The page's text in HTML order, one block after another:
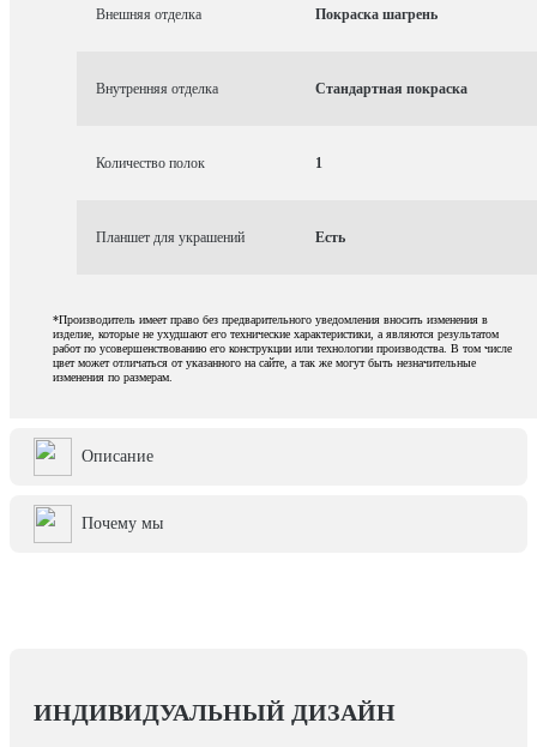
Внешняя отделка Покраска шагрень
Внутренняя отделка Стандартная покраска
Количество полок 1
Планшет для украшений Есть
*Производитель имеет право без предварительного уведомления вносить изменения в
изделие, которые не ухудшают его технические характеристики, а являются результатом
работ по усовершенствованию его конструкции или технологии производства. В том числе
цвет может отличаться от указанного на сайте, а так же могут быть незначительные
изменения по размерам.
Описание
Почему мы
ИНДИВИДУАЛЬНЫЙ ДИЗАЙН